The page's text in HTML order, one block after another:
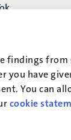
findings from
you have
You can
cookie